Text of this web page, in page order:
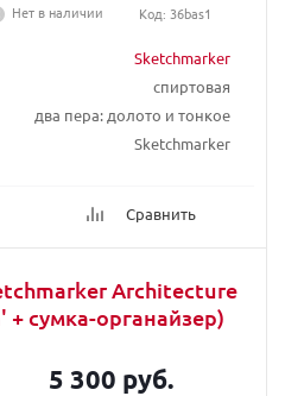
Sketchmarker
спиртовая
два пера: долото и тонкое
Sketchmarker
Сравнить
Нет в наличии
Код: 36bas1
Architecture
+ сумка-органайзер)
5 300 руб.